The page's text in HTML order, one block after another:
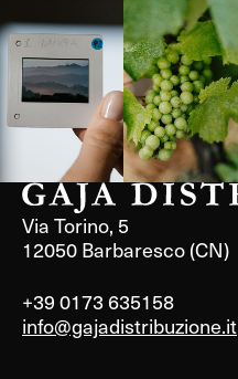
Borgogna,
Francia
Via Torino, 5
12050 Barbaresco (CN)
+39 0173 635158
info@gajadistribuzione.it